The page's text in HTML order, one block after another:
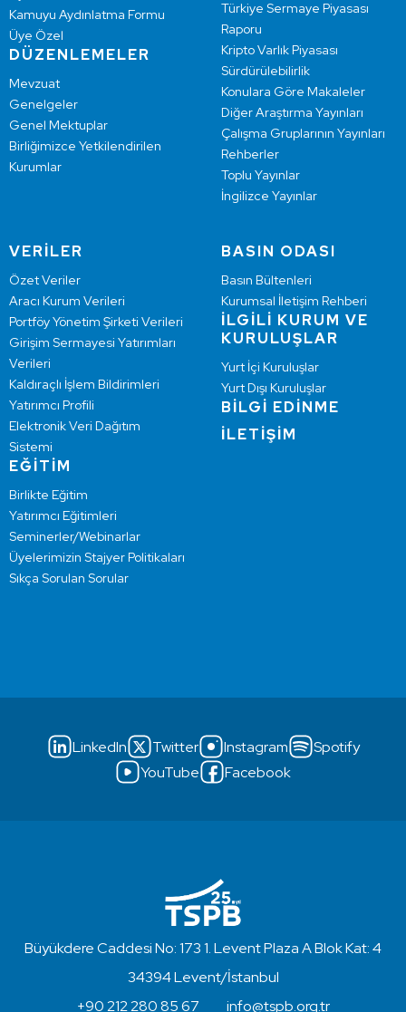
Kamuyu Aydınlatma Formu
Üye Özel
DÜZENLEMELER
Mevzuat
Genelgeler
Genel Mektuplar
Birliğimizce Yetkilendirilen
Kurumlar
Türkiye Sermaye Piyasası
Raporu
Kripto Varlık Piyasası
Sürdürülebilirlik
Konulara Göre Makaleler
Diğer Araştırma Yayınları
Çalışma Gruplarının Yayınları
Rehberler
Toplu Yayınlar
İngilizce Yayınlar
VERİLER
Özet Veriler
Aracı Kurum Verileri
Portföy Yönetim Şirketi Verileri
Girişim Sermayesi Yatırımları
Verileri
Kaldıraçlı İşlem Bildirimleri
Yatırımcı Profili
Elektronik Veri Dağıtım
Sistemi
EĞİTİM
Birlikte Eğitim
Yatırımcı Eğitimleri
Seminerler/Webinarlar
Üyelerimizin Stajyer Politikaları
Sıkça Sorulan Sorular
BASIN ODASI
Basın Bültenleri
Kurumsal İletişim Rehberi
İLGİLİ KURUM VE
KURULUŞLAR
Yurt İçi Kuruluşlar
Yurt Dışı Kuruluşlar
BİLGİ EDİNME
İLETİŞİM
LinkedIn Twitter Instagram
Spotify
YouTube
Facebook
Büyükdere Caddesi No: 173 1. Levent Plaza A Blok Kat: 4
34394 Levent/İstanbul
+90 212 280 85 67
info@tspb.org.tr